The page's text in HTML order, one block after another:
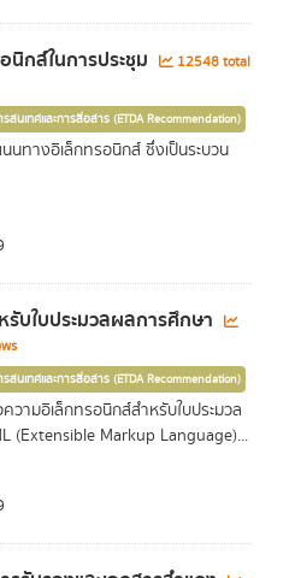
นิกส์ในการประชุม
12548 total
สนเทศและการสื่อสาร (ETDA Recommendation)
นทางอิเล็กทรอนิกส์ ซึ่งเป็นระบวน
บใบประมวลผลการศึกษา
สนเทศและการสื่อสาร (ETDA Recommendation)
ามอิเล็กทรอนิกส์สำหรับใบประมวล
(Extensible Markup Language)...